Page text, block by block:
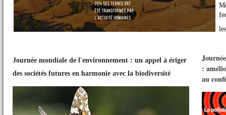
Journée mondiale de l'environnement : un appel à ériger
des sociétés futures en harmonie avec la biodiversité
:
au